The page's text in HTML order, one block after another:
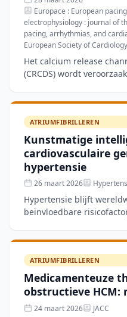
Europace : European
electrophysiology : journal of
pacing, arrhythmias, and
European Society of Cardiology
Het calcium release
(CRCDS) wordt
ATRIUMFIBRILLEREN
Kunstmatige
cardiovasculaire
hypertensie
26 maart 2026
Hypertensie blijft
beïnvloedbare
ATRIUMFIBRILLEREN
Medicamenteuze
obstructieve HCM:
24 maart 2026 JACC